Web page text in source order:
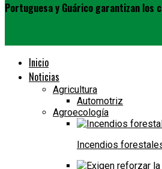
Portuguesa y Guárico garantizan los
Inicio
Noticias
Agricultura
Automotriz
Agroecología
Incendios